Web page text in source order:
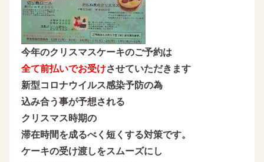
今年のクリスマスケーキのご予約は
全て前払いでお受けさせていただきます
新型コロナウイルス感染予防の為
込み合う事が予想される
クリスマス時期の
滞在時間を成るべく短くする対策です。
ケーキの受け渡しをスムーズにし